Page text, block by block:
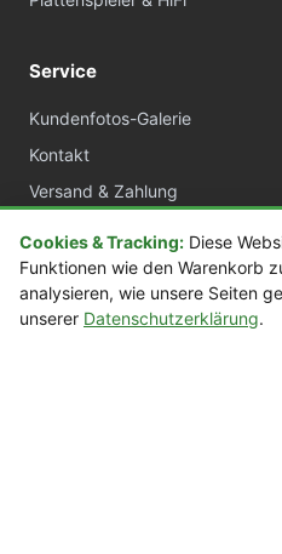
Service
Kundenfotos-Galerie
Kontakt
Versand & Zahlung
Widerrufsrecht
Datenschutz
Cookies & Tracking: Diese
Funktionen wie den Warenkorb
analysieren, wie unsere Seiten
unserer Datenschutzerklärung.